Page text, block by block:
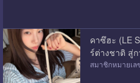
คาซึฮะ (LE
ร์ต่างชาติ สู่
สมาชิกหมายเล